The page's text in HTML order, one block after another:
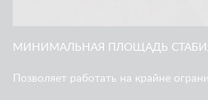
МИНИМАЛЬНАЯ ПЛОЩАДЬ
Позволяет работать на крайне